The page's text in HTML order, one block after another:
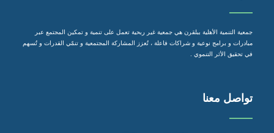
جمعية التنمية الأهلية ببلقرن هي جمعية غير ربحية تعمل على تنمية و تمكين المجتمع عبر
مبادرات و برامج نوعية و شراكات فاعلة ، تُعزز المشاركة المجتمعية و تنمّي القدرات و تُسهم
في تحقيق الأثر التنموي .
تواصل معنا